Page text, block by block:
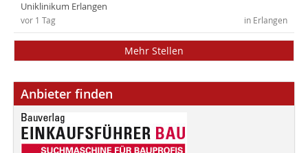
Uniklinikum Erlangen
in Erlangen
vor 1 Tag
Mehr Stellen
Anbieter finden